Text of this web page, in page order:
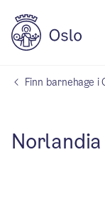
Finn barnehage i